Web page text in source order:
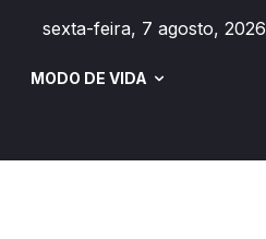
sexta-feira, 7 agosto, 2026
MODO DE VIDA